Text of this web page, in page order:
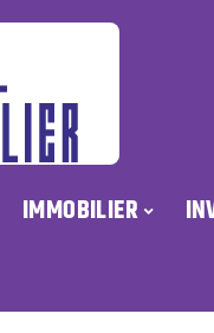
IMMOBILIER